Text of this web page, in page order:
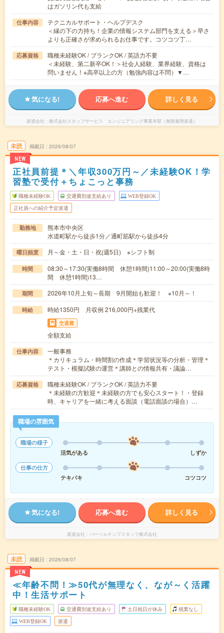
はガソリン代も支給
仕事内容
テクニカルサポート・ヘルプデスク
＜縁の下の力持ち！企業の情報システム部門を支える＞早さ
よりも正確さが求められるお仕事です。コツコツ丁…
応募資格
職種未経験OK / ブランクOK / 英語力不要
＜未経験、第二新卒OK！＞社会人経験、業界経験、資格は
問いません！※高卒以上の方（勉強内容は不問）▼…
気になる! 応募へ進む 詳しく見る
派遣会社 株式会社スタッフサービス エンジニアリング事業本部（無期雇用派遣）
未読
NEW
掲載日 2026/08/07
正社員前提＊＼年収300万円～／未経験OK！学
習塾で受付＋ちょこっと事務
職種未経験OK 交通費別途支給あり WEB登録OK
正社員への紹介予定派遣
勤務地
熊本市中央区
水道町駅から徒歩1分／通町筋駅から徒歩4分
曜日頻度 月～金・土・日・祝(週5日) ※シフト制
時間
08:30～17:30(実働8時間 休憩1時間)11:00～20:00(実働8時
間 休憩1時間)13…
期間 2026年10月上旬～長期 9月開始も歓迎！ ※10月～！
時給 時給1350円 月収例 216,000円+残業代
交通費
全額支給
仕事内容
一般事務
＊カリキュラム・時間割の作成＊学習状況等の分析・管理＊
テスト・模擬試験の運営＊講師との情報共有・議論…
応募資格
職種未経験OK / ブランクOK / 英語力不要
＊未経験の方歓迎＊未経験の方でも安心スタート！・登録
時、キャリアを一緒に考える面談（電話面談の場合）…
職場の雰囲気
職場の様子
活気がある
しずか
仕事の仕方
テキパキ
コツコツ
気になる! 応募へ進む 詳しく見る
派遣会社 パーソルテンプスタッフ株式会社
未読
NEW
掲載日 2026/08/07
≪年齢不問！≫50代が無理なく、なが～く活躍
中！生活サポート
職種未経験OK 交通費別途支給あり 土日祝日が休み 残業なし
WEB登録OK 派遣